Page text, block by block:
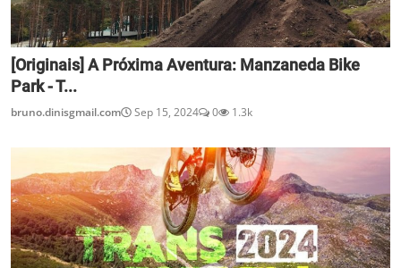
[Originais] A Próxima Aventura: Manzaneda Bike
Park - T...
bruno.dinisgmail.com Sep 15, 2024 0 1.3k